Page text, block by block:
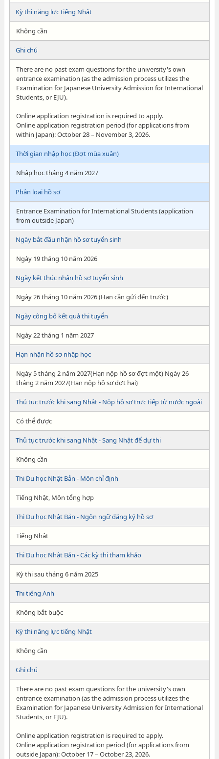
Kỳ thi năng lực tiếng Nhật
Không cần
Ghi chú
There are no past exam questions for the university's own
entrance examination (as the admission process utilizes the
Examination for Japanese University Admission for International
Students, or EJU).
Online application registration is required to apply.
Online application registration period (for applications from
within Japan): October 28 – November 3, 2026.
Thời gian nhập học (Đợt mùa xuân)
Nhập học tháng 4 năm 2027
Phân loại hồ sơ
Entrance Examination for International Students (application
from outside Japan)
Ngày bắt đầu nhận hồ sơ tuyển sinh
Ngày 19 tháng 10 năm 2026
Ngày kết thúc nhận hồ sơ tuyển sinh
Ngày 26 tháng 10 năm 2026 (Hạn cần gửi đến trước)
Ngày công bố kết quả thi tuyển
Ngày 22 tháng 1 năm 2027
Hạn nhận hồ sơ nhập học
Ngày 5 tháng 2 năm 2027(Hạn nộp hồ sơ đợt một) Ngày 26
tháng 2 năm 2027(Hạn nộp hồ sơ đợt hai)
Thủ tục trước khi sang Nhật - Nộp hồ sơ trực tiếp từ nước ngoài
Có thể được
Thủ tục trước khi sang Nhật - Sang Nhật để dự thi
Không cần
Thi Du học Nhật Bản - Môn chỉ định
Tiếng Nhật, Môn tổng hợp
Thi Du học Nhật Bản - Ngôn ngữ đăng ký hồ sơ
Tiếng Nhật
Thi Du học Nhật Bản - Các kỳ thi tham khảo
Kỳ thi sau tháng 6 năm 2025
Thi tiếng Anh
Không bắt buộc
Kỳ thi năng lực tiếng Nhật
Không cần
Ghi chú
There are no past exam questions for the university's own
entrance examination (as the admission process utilizes the
Examination for Japanese University Admission for International
Students, or EJU).
Online application registration is required to apply.
Online application registration period (for applications from
outside Japan): October 17 – October 23, 2026.